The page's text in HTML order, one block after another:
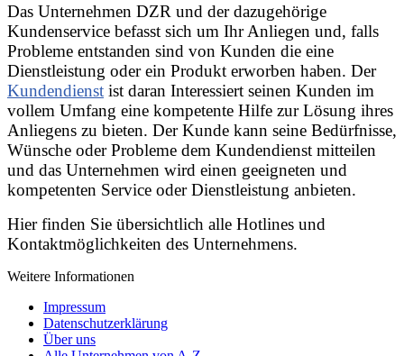
Das Unternehmen DZR und der dazugehörige
Kundenservice befasst sich um Ihr Anliegen und, falls
Probleme entstanden sind von Kunden die eine
Dienstleistung oder ein Produkt erworben haben. Der
Kundendienst ist daran Interessiert seinen Kunden im
vollem Umfang eine kompetente Hilfe zur Lösung ihres
Anliegens zu bieten. Der Kunde kann seine Bedürfnisse,
Wünsche oder Probleme dem Kundendienst mitteilen
und das Unternehmen wird einen geeigneten und
kompetenten Service oder Dienstleistung anbieten.
Hier finden Sie übersichtlich alle Hotlines und
Kontaktmöglichkeiten des Unternehmens.
Weitere Informationen
Impressum
Datenschutzerklärung
Über uns